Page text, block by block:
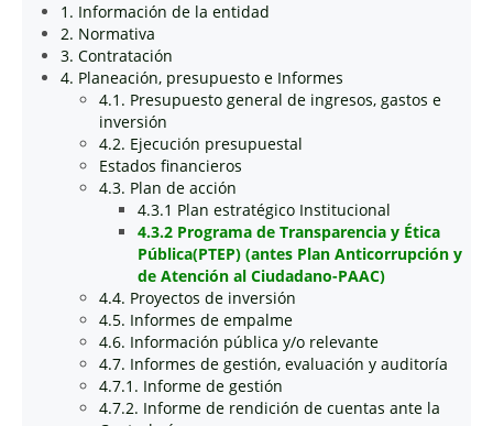
1. Información de la entidad
2. Normativa
3. Contratación
4. Planeación, presupuesto e Informes
4.1. Presupuesto general de ingresos, gastos e
inversión
4.2. Ejecución presupuestal
Estados financieros
4.3. Plan de acción
4.3.1 Plan estratégico Institucional
4.3.2 Programa de Transparencia y Ética
Pública(PTEP) (antes Plan Anticorrupción y
de Atención al Ciudadano-PAAC)
4.4. Proyectos de inversión
4.5. Informes de empalme
4.6. Información pública y/o relevante
4.7. Informes de gestión, evaluación y auditoría
4.7.1. Informe de gestión
4.7.2. Informe de rendición de cuentas ante la